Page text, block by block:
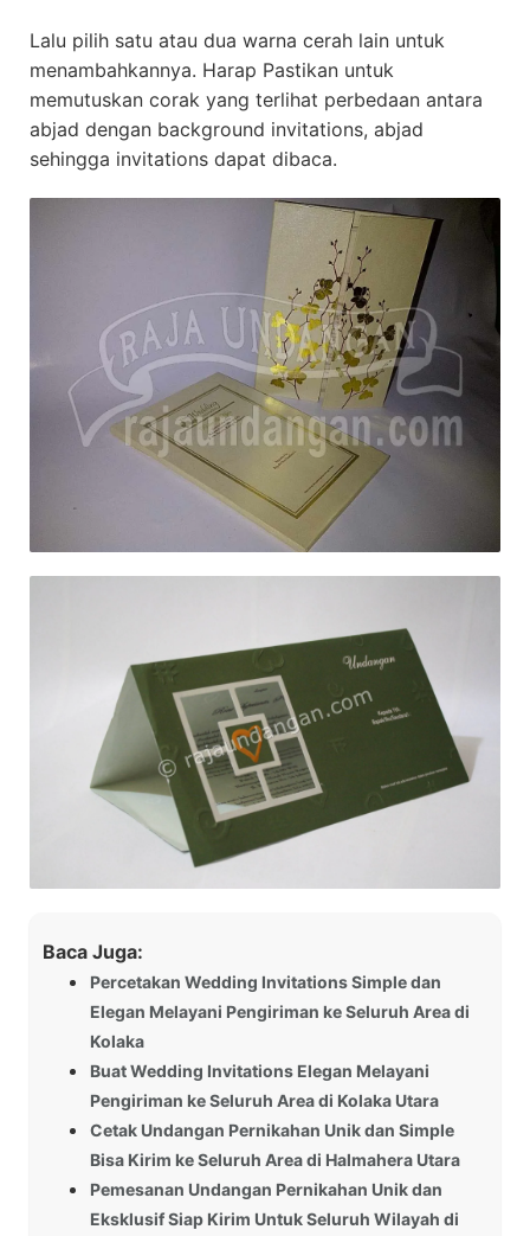
Lalu pilih satu atau dua warna cerah lain untuk
menambahkannya. Harap Pastikan untuk
memutuskan corak yang terlihat perbedaan antara
abjad dengan background invitations, abjad
sehingga invitations dapat dibaca.
Baca Juga:
Percetakan Wedding Invitations Simple dan
Elegan Melayani Pengiriman ke Seluruh Area di
Kolaka
Buat Wedding Invitations Elegan Melayani
Pengiriman ke Seluruh Area di Kolaka Utara
Cetak Undangan Pernikahan Unik dan Simple
Bisa Kirim ke Seluruh Area di Halmahera Utara
Pemesanan Undangan Pernikahan Unik dan
Eksklusif Siap Kirim Untuk Seluruh Wilayah di